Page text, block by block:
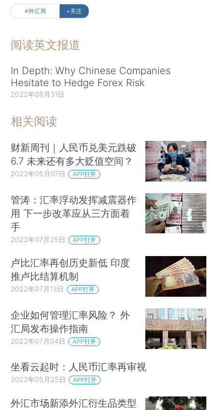
#外汇局 +关注
阅读英文报道
In Depth: Why Chinese Companies
Hesitate to Hedge Forex Risk
2022年08月31日
相关阅读
财新周刊｜人民币兑美元跌破
6.7 未来还有多大贬值空间？
2022年05月07日 APP打开
管涛：汇率浮动发挥减震器作
用 下一步改革应从三方面着
手
2022年07月25日 APP打开
卢比汇率再创历史新低 印度
推卢比结算机制
2022年07月13日 APP打开
企业如何管理汇率风险？ 外
汇局发布操作指南
2022年07月04日 APP打开
坐看云起时：人民币汇率再审视
2022年05月25日 APP打开
外汇市场新添外汇衍生品类型